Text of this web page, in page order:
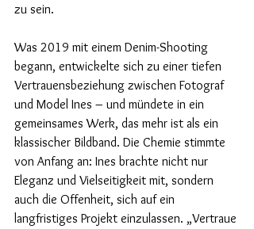
zu sein.
Was 2019 mit einem Denim-Shooting
begann, entwickelte sich zu einer tiefen
Vertrauensbeziehung zwischen Fotograf
und Model Ines – und mündete in ein
gemeinsames Werk, das mehr ist als ein
klassischer Bildband. Die Chemie stimmte
von Anfang an: Ines brachte nicht nur
Eleganz und Vielseitigkeit mit, sondern
auch die Offenheit, sich auf ein
langfristiges Projekt einzulassen. „Vertraue